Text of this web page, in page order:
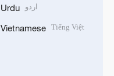
Urdu اردو
Vietnamese Tiếng Việt